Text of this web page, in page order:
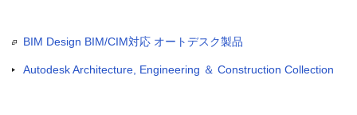
BIM Design BIM/CIM対応 オートデスク製品
Autodesk Architecture, Engineering ＆ Construction Collection